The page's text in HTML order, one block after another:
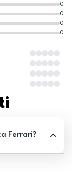
0
0
0
0
Ferrari?